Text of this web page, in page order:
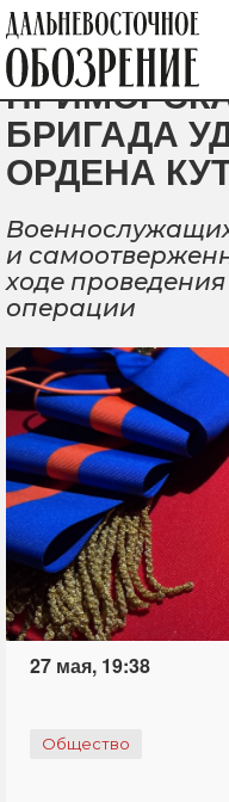
БРИГАДА
ОРДЕНА
и
ходе
операции
27 мая, 19:38
Общество